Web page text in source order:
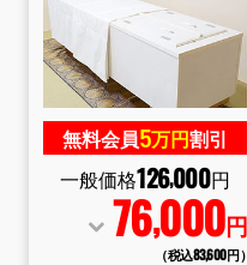
無料会員5万円割引
一般価格126,000円
76,000円
（税込83,600円）